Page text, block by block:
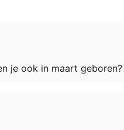
je ook in maart geboren?